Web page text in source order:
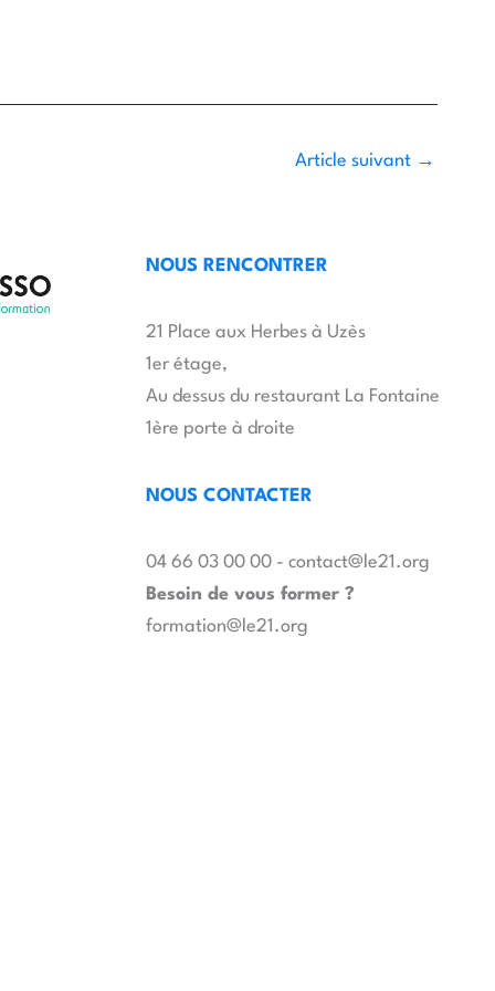
Article suivant →
NOUS RENCONTRER
21 Place aux Herbes à Uzès
1er étage,
Au dessus du restaurant La Fontaine
1ère porte à droite
NOUS CONTACTER
04 66 03 00 00 - contact@le21.org
Besoin de vous former ?
formation@le21.org